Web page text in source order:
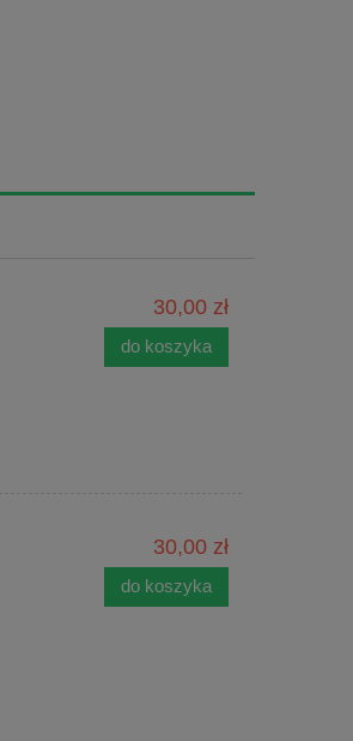
30,00 zł
do koszyka
30,00 zł
do koszyka